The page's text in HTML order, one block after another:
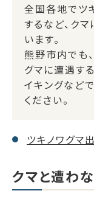
全国各地でツ
するなど、ク
います。
熊野市内でも
グマに遭遇す
イキングなど
ください。
ツキノワグマ
クマと遭わ